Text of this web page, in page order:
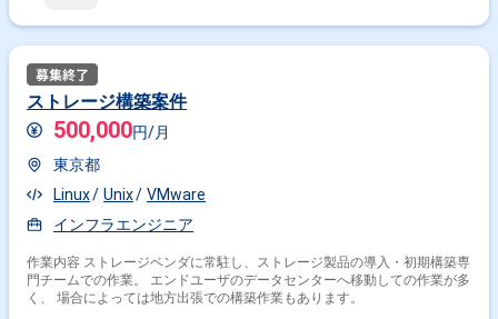
ストレージ構築案件
500,000円/月
東京都
Linux
Unix
VMware
インフラエンジニア
作業内容 ストレージベンダに常駐し、ストレージ製品の導入・初期構築専
門チームでの作業。 エンドユーザのデータセンターへ移動しての作業が多
く、 場合によっては地方出張での構築作業もあります。